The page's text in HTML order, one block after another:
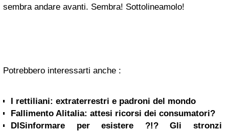
sembra andare avanti. Sembra! Sottolineamolo!
Potrebbero interessarti anche :
I rettiliani: extraterrestri e padroni del mondo
Fallimento Alitalia: attesi ricorsi dei consumatori?
DISinformare per esistere ?!? Gli stronzi